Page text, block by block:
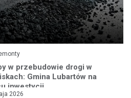
w przebudowie drogi w
Gmina Lubartów na
inwestycji
2026